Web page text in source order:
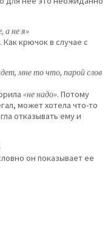
а не я»
крючок в случае с
мне то что, парой слов
«не надо». Потому
может хотела что-то
отказывать ему и
он показывает ее